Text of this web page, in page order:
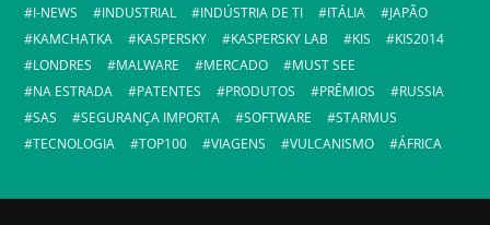
I-NEWS
INDUSTRIAL INDÚSTRIA DE TI ITÁLIA
JAPÃO
KAMCHATKA
KASPERSKY KASPERSKY LAB KIS
KIS2014
LONDRES
MALWARE MERCADO
MUST SEE
NA ESTRADA
PATENTES PRODUTOS PRÊMIOS
RUSSIA
SAS
SEGURANÇA IMPORTA SOFTWARE
STARMUS
TECNOLOGIA
TOP100 VIAGENS VULCANISMO ÁFRICA